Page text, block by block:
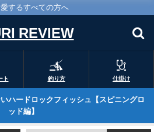
するすべての方へ
REVIEW
ト 釣り方 仕掛け
ハードロックフィッシュ【スピニングロ
ッド編】